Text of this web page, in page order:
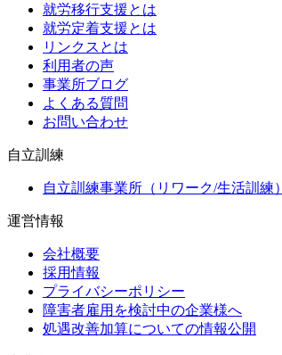
就労移行支援とは
就労定着支援とは
リンクスとは
利用者の声
事業所ブログ
よくある質問
お問い合わせ
自立訓練
自立訓練事業所（リワーク/生活訓練）
運営情報
会社概要
採用情報
プライバシーポリシー
障害者雇用を検討中の企業様へ
処遇改善加算についての情報公開